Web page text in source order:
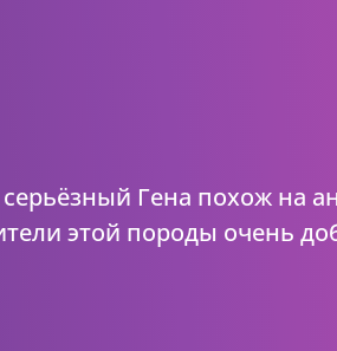
Гена похож на
этой породы очень